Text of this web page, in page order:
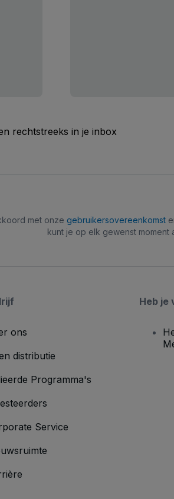
rechtstreeks in je inbox
met onze gebruikersovereenkomst
kunt je op elk gewenst moment
ons
distributie
Programma's
Service
Heb je